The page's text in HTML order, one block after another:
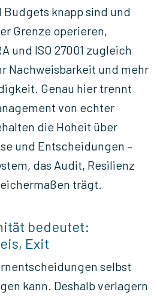
knapp sind und
Grenze operieren,
und ISO 27001 zugleich
Nachweisbarkeit und mehr
Genau hier trennt
von echter
die Hoheit über
und Entscheidungen –
das Audit, Resilienz
trägt.
bedeutet:
Exit
selbst
kann. Deshalb verlagern